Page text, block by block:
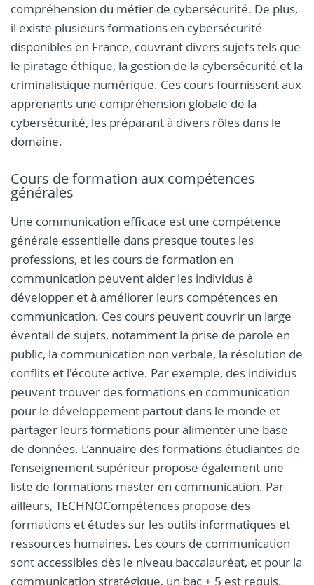
compréhension du métier de cybersécurité. De plus,
il existe plusieurs formations en cybersécurité
disponibles en France, couvrant divers sujets tels que
le piratage éthique, la gestion de la cybersécurité et la
criminalistique numérique. Ces cours fournissent aux
apprenants une compréhension globale de la
cybersécurité, les préparant à divers rôles dans le
domaine.
Cours de formation aux compétences
générales
Une communication efficace est une compétence
générale essentielle dans presque toutes les
professions, et les cours de formation en
communication peuvent aider les individus à
développer et à améliorer leurs compétences en
communication. Ces cours peuvent couvrir un large
éventail de sujets, notamment la prise de parole en
public, la communication non verbale, la résolution de
conflits et l'écoute active. Par exemple, des individus
peuvent trouver des formations en communication
pour le développement partout dans le monde et
partager leurs formations pour alimenter une base
de données. L’annuaire des formations étudiantes de
l’enseignement supérieur propose également une
liste de formations master en communication. Par
ailleurs, TECHNOCompétences propose des
formations et études sur les outils informatiques et
ressources humaines. Les cours de communication
sont accessibles dès le niveau baccalauréat, et pour la
communication stratégique, un bac + 5 est requis.